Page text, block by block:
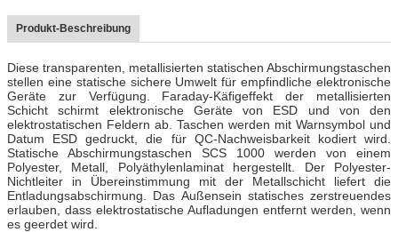
Produkt-Beschreibung
Diese transparenten, metallisierten statischen Abschirmungstaschen
stellen eine statische sichere Umwelt für empfindliche elektronische
Geräte zur Verfügung. Faraday-Käfigeffekt der metallisierten
Schicht schirmt elektronische Geräte von ESD und von den
elektrostatischen Feldern ab. Taschen werden mit Warnsymbol und
Datum ESD gedruckt, die für QC-Nachweisbarkeit kodiert wird.
Statische Abschirmungstaschen SCS 1000 werden von einem
Polyester, Metall, Polyäthylenlaminat hergestellt. Der Polyester-
Nichtleiter in Übereinstimmung mit der Metallschicht liefert die
Entladungsabschirmung. Das Außensein statisches zerstreuendes
erlauben, dass elektrostatische Aufladungen entfernt werden, wenn
es geerdet wird.